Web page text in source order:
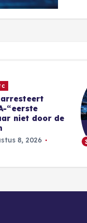
II:
nieuwe
8, 2026
4